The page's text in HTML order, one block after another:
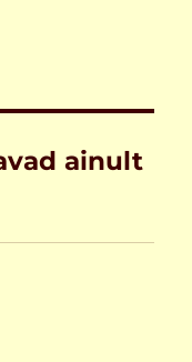
ainult